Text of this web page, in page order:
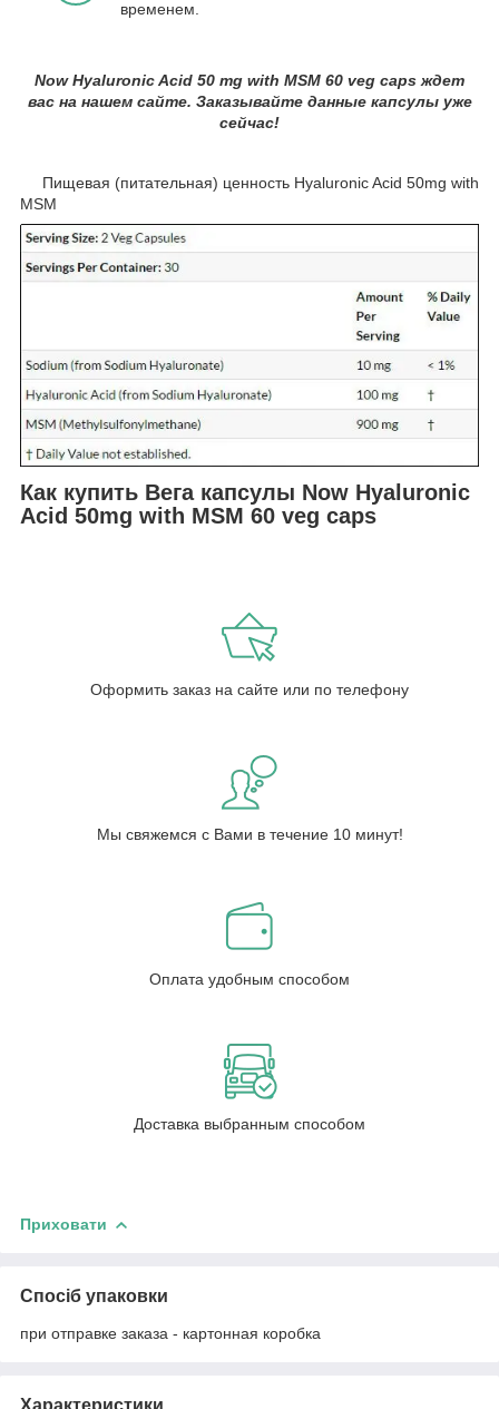
временем.
Now Hyaluronic Acid 50 mg with MSM 60 veg caps ждет
вас на нашем сайте. Заказывайте данные капсулы уже
сейчас!
Пищевая (питательная) ценность Hyaluronic Acid 50mg with
MSM
Как купить Вега капсулы Now Hyaluronic
Acid 50mg with MSM 60 veg caps
Оформить заказ на сайте или по телефону
Мы свяжемся с Вами в течение 10 минут!
Оплата удобным способом
Доставка выбранным способом
Приховати
Спосіб упаковки
при отправке заказа - картонная коробка
Характеристики